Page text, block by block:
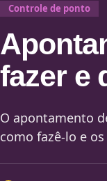
Controle de ponto
fazer e
O apontamento
como fazê-lo e